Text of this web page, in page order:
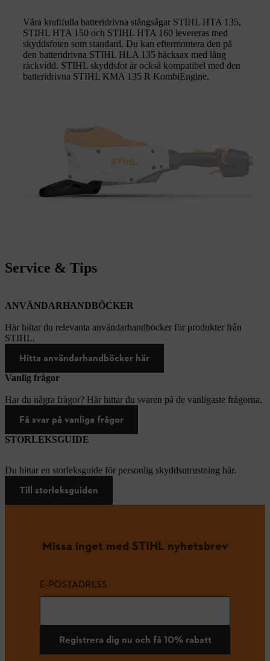
Våra kraftfulla batteridrivna stångsågar STIHL HTA 135,
STIHL HTA 150 och STIHL HTA 160 levereras med
skyddsfoten som standard. Du kan eftermontera den på
den batteridrivna STIHL HLA 135 häcksax med lång
räckvidd. STIHL skyddsfot är också kompatibel med den
batteridrivna STIHL KMA 135 R KombiEngine.
Service & Tips
ANVÄNDARHANDBÖCKER
Här hittar du relevanta användarhandböcker för produkter från
STIHL.
Hitta användarhandböcker här
Vanlig frågor
Har du några frågor? Här hittar du svaren på de vanligaste frågorna.
Få svar på vanliga frågor
STORLEKSGUIDE
Du hittar en storleksguide för personlig skyddsutrustning här.
Till storleksguiden
Missa inget med STIHL nyhetsbrev
E-POSTADRESS
Registrera dig nu och få 10% rabatt